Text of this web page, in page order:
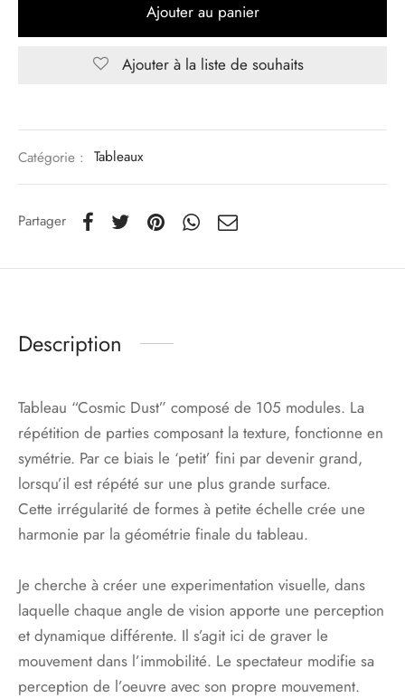
Ajouter au panier
Ajouter à la liste de souhaits
Catégorie : Tableaux
Partager
Description
Tableau “Cosmic Dust” composé de 105 modules. La
répétition de parties composant la texture, fonctionne en
symétrie. Par ce biais le ‘petit’ fini par devenir grand,
lorsqu’il est répété sur une plus grande surface.
Cette irrégularité de formes à petite échelle crée une
harmonie par la géométrie finale du tableau.
Je cherche à créer une experimentation visuelle, dans
laquelle chaque angle de vision apporte une perception
et dynamique différente. Il s’agit ici de graver le
mouvement dans l’immobilité. Le spectateur modifie sa
perception de l’oeuvre avec son propre mouvement.